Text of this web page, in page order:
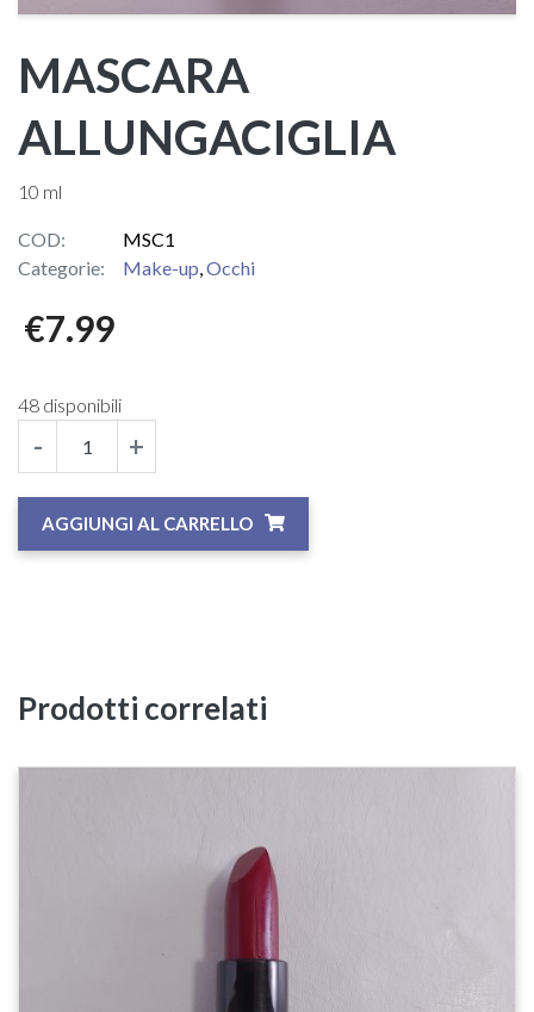
MASCARA
ALLUNGACIGLIA
10 ml
COD:
MSC1
Categorie:
Make-up Occhi
€7.99
48 disponibili
- +
AGGIUNGI AL CARRELLO
Prodotti correlati